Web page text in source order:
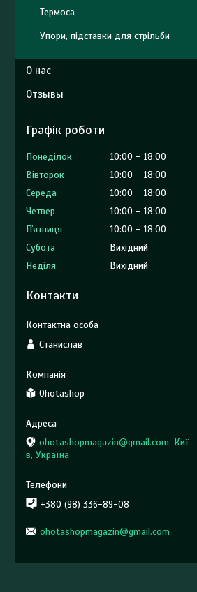
Термоса
Упори, підставки для стрільби
О нас
Отзывы
Графік роботи
Понеділок 10:00
18:00
Вівторок
10:00
18:00
Середа
10:00
18:00
Четвер
10:00
18:00
Пʼятниця
10:00
18:00
Субота
Вихідний
Неділя
Вихідний
Контакти
Станислав
Ohotashop
ohotashopmagazin@gmail.com, Киї
в, Україна
+380 (98) 336-89-08
ohotashopmagazin@gmail.com